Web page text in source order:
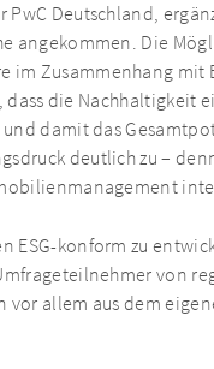
PwC Deutschland,
angekommen. Die
im Zusammenhang
die Nachhaltigkeit
damit das
deutlich zu –
ESG-konform zu
von
vor allem aus dem